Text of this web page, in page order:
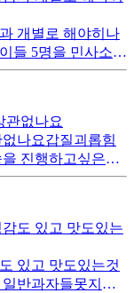
개별로 해야히나
들 5명을 민사소송
세요
관없나요
나요갑질괴롭힘
진행하고싶은데
되네요 이들한사람
통지서와 같이 내
신청과 노동청 신
서 보상받고싶어
도 있고 맛도있는
있고 맛도있는것
반과자들못지않